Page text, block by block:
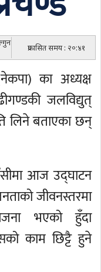
प्रकासित समय : २०:४१
का अध्यक्ष
जलविद्युत्
लिने बताएका छन्
आज उद्घाटन
जीवनस्तरमा
भएको हुँदा
काम छिट्टै हुने